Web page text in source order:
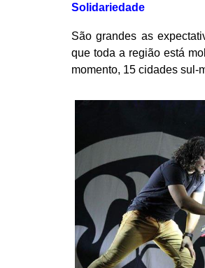
Solidariedade
São grandes as
que toda a região está
momento, 15 cidades sul-